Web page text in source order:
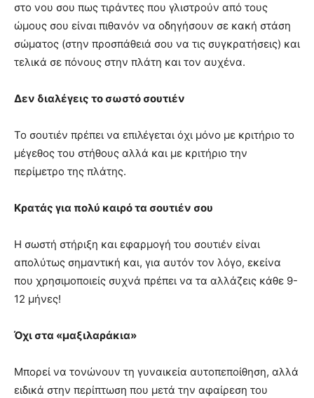
στο νου σου πως τιράντες που γλιστρούν από τους
ώμους σου είναι πιθανόν να οδηγήσουν σε κακή στάση
σώματος (στην προσπάθειά σου να τις συγκρατήσεις) και
τελικά σε πόνους στην πλάτη και τον αυχένα.
Δεν διαλέγεις το σωστό σουτιέν
Το σουτιέν πρέπει να επιλέγεται όχι μόνο με κριτήριο το
μέγεθος του στήθους αλλά και με κριτήριο την
περίμετρο της πλάτης.
Κρατάς για πολύ καιρό τα σουτιέν σου
Η σωστή στήριξη και εφαρμογή του σουτιέν είναι
απολύτως σημαντική και, για αυτόν τον λόγο, εκείνα
που χρησιμοποιείς συχνά πρέπει να τα αλλάζεις κάθε 9-
12 μήνες!
Όχι στα «μαξιλαράκια»
Μπορεί να τονώνουν τη γυναικεία αυτοπεποίθηση, αλλά
ειδικά στην περίπτωση που μετά την αφαίρεση του